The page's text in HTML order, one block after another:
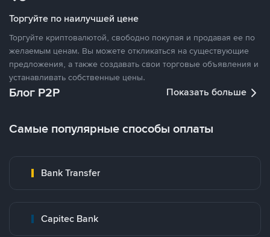
Торгуйте по наилучшей цене
Торгуйте криптовалютой, свободно покупая и продавая ее по
желаемым ценам. Вы можете откликаться на существующие
предложения, а также создавать свои торговые объявления и
устанавливать собственные цены.
Блог P2P Показать больше
Самые популярные способы оплаты
Bank Transfer
Capitec Bank